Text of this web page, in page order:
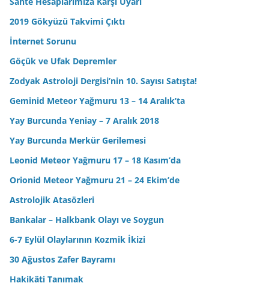
2019 Gökyüzü Takvimi Çıktı
İnternet Sorunu
Göçük ve Ufak Depremler
Zodyak Astroloji Dergisi’nin 10. Sayısı Satışta!
Geminid Meteor Yağmuru 13 – 14 Aralık’ta
Yay Burcunda Yeniay – 7 Aralık 2018
Yay Burcunda Merkür Gerilemesi
Leonid Meteor Yağmuru 17 – 18 Kasım’da
Orionid Meteor Yağmuru 21 – 24 Ekim’de
Astrolojik Atasözleri
Bankalar – Halkbank Olayı ve Soygun
6-7 Eylül Olaylarının Kozmik İkizi
30 Ağustos Zafer Bayramı
Hakikâti Tanımak